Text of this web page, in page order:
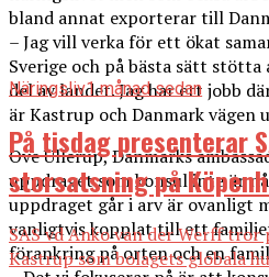
bland annat exporterar till
– Jag vill verka för ett ökat
Sverige och på bästa sätt stötta
del av landet. Jag har ett jobb
är Kastrup och Danmark vägen
Ove Ullerup, Danmarks
uppdraget som konsul inte är
uppdraget går i arv är ovanligt
vanligtvis kopplat till ett
förankring på orten och en
Näringsliv1 månad sedan
På tisdag presenterar
storsatsning på
SAS vd Anko van der Werff
Kastrup som bolagets globala